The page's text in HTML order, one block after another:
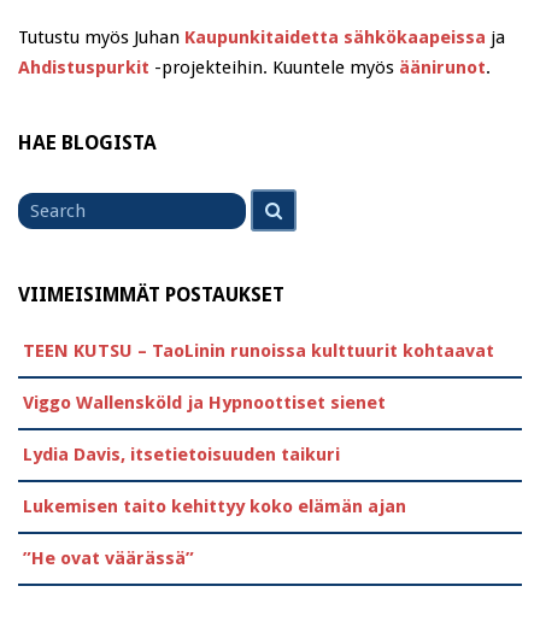
Tutustu myös Juhan Kaupunkitaidetta sähkökaapeissa ja
Ahdistuspurkit -projekteihin. Kuuntele myös äänirunot.
HAE BLOGISTA
Search
for
VIIMEISIMMÄT POSTAUKSET
TEEN KUTSU – TaoLinin runoissa kulttuurit kohtaavat
Viggo Wallensköld ja Hypnoottiset sienet
Lydia Davis, itsetietoisuuden taikuri
Lukemisen taito kehittyy koko elämän ajan
”He ovat väärässä”